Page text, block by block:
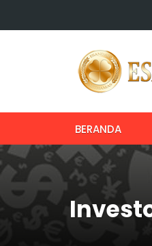
BERANDA